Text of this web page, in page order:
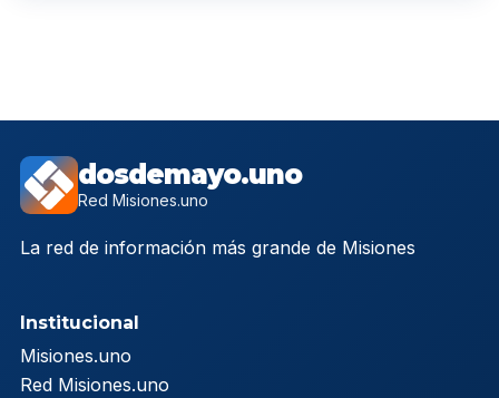
dosdemayo.uno
Red Misiones.uno
La red de información más grande de Misiones
Institucional
Misiones.uno
Red Misiones.uno